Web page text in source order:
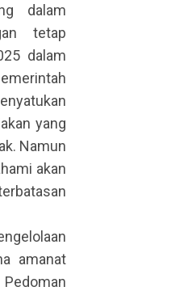
dalam
tetap
dalam
yang
Namun
akan
amanat